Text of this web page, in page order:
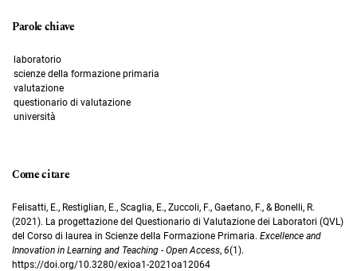
Parole chiave
laboratorio
scienze della formazione primaria
valutazione
questionario di valutazione
università
Come citare
Felisatti, E., Restiglian, E., Scaglia, E., Zuccoli, F., Gaetano, F., & Bonelli, R.
(2021). La progettazione del Questionario di Valutazione dei Laboratori (QVL)
del Corso di laurea in Scienze della Formazione Primaria. Excellence and
Innovation in Learning and Teaching - Open Access, 6(1).
https://doi.org/10.3280/exioa1-2021oa12064